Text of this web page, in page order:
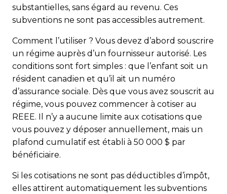
substantielles, sans égard au revenu. Ces
subventions ne sont pas accessibles autrement.
Comment l’utiliser ? Vous devez d’abord souscrire
un régime auprès d’un fournisseur autorisé. Les
conditions sont fort simples : que l’enfant soit un
résident canadien et qu’il ait un numéro
d’assurance sociale. Dès que vous avez souscrit au
régime, vous pouvez commencer à cotiser au
REEE. Il n’y a aucune limite aux cotisations que
vous pouvez y déposer annuellement, mais un
plafond cumulatif est établi à 50 000 $ par
bénéficiaire.
Si les cotisations ne sont pas déductibles d’impôt,
elles attirent automatiquement les subventions